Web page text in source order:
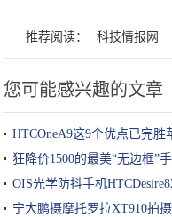
推荐阅读： 科技情报网
您可能感兴趣的文章
HTCOneA9这9个优点已完胜
狂降价1500的最美“无边框”
OIS光学防抖手机
宁大鹏摄摩托罗拉XT910拍摄